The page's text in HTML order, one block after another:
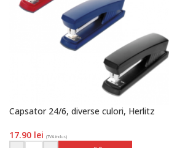
Capsator 24/6, diverse culori, Herlitz
17.90 lei (TVA inclus)